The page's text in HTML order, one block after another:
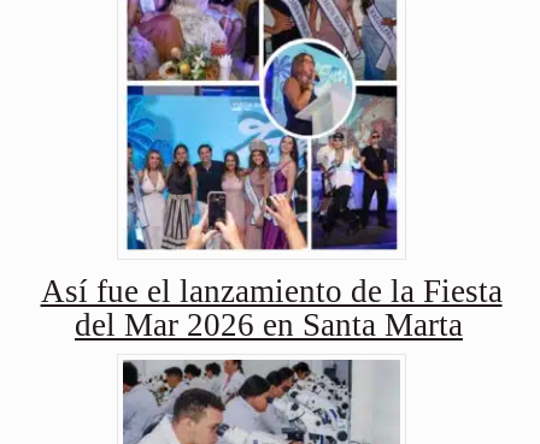
Así fue el lanzamiento de la Fiesta
del Mar 2026 en Santa Marta